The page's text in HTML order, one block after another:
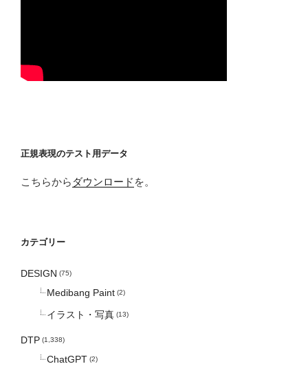
正規表現のテスト用データ
こちらから ダウンロード を。
カテゴリー
DESIGN (75)
Medibang Paint (2)
イラスト・写真 (13)
DTP (1,338)
ChatGPT (2)